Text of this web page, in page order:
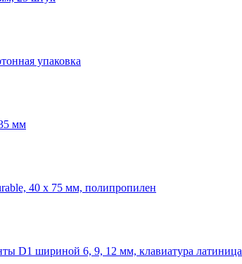
упаковка
мм
40 х 75 мм, полипропилен
D1 шириной 6, 9, 12 мм, клавиатура латиница